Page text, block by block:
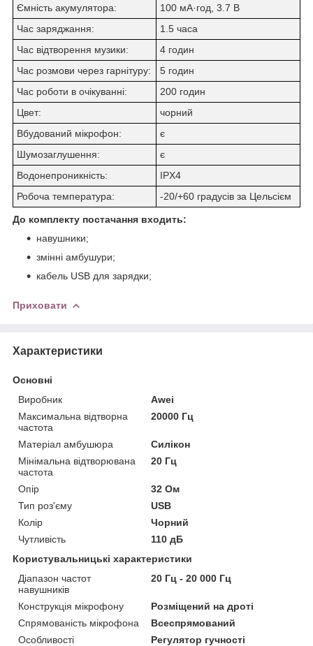
Ємність акумулятора:
100 мА·год, 3.7 В
Час заряджання:
1.5 часа
Час відтворення музики:
4 годин
Час розмови через гарнітуру:
5 годин
Час роботи в очікуванні:
200 годин
Цвет:
чорний
Вбудований мікрофон:
є
Шумозаглушення:
є
Водонепроникність:
IPX4
Робоча температура:
-20/+60 градусів за Цельсієм
До комплекту постачання входить:
навушники;
змінні амбушури;
кабель USB для зарядки;
Приховати
Характеристики
Основні
Виробник
Awei
Максимальна відтворна
частота
20000 Гц
Матеріал амбушюра
Силікон
Мінімальна відтворювана
частота
20 Гц
Опір
32 Ом
Тип роз'єму
USB
Колір
Чорний
Чутливість
110 дБ
Користувальницькі характеристики
Діапазон частот
навушників
20 Гц - 20 000 Гц
Конструкція мікрофону
Розміщений на дроті
Спрямованість мікрофона
Всеспрямований
Особливості
Регулятор гучності